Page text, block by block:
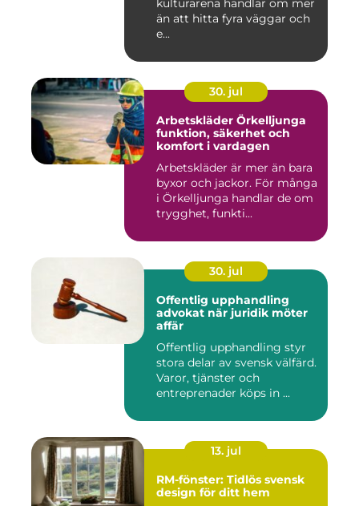
kulturarena handlar om mer
än att hitta fyra väggar och
e...
30. jul
Arbetskläder Örkelljunga
funktion, säkerhet och
komfort i vardagen
Arbetskläder är mer än bara
byxor och jackor. För många
i Örkelljunga handlar de om
trygghet, funkti...
30. jul
Offentlig upphandling
advokat när juridik möter
affär
Offentlig upphandling styr
stora delar av svensk välfärd.
Varor, tjänster och
entreprenader köps in ...
13. jul
RM-fönster: Tidlös svensk
design för ditt hem